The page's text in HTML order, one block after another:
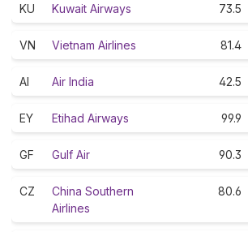
KU Kuwait Airways 73.5
VN Vietnam Airlines 81.4
AI Air India 42.5
EY Etihad Airways 99.9
GF Gulf Air 90.3
CZ
China Southern
Airlines
80.6